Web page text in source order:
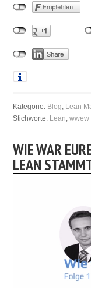
Kategorie: Blog, Lean
Stichworte: Lean,wwew
WIE WAR
LEAN